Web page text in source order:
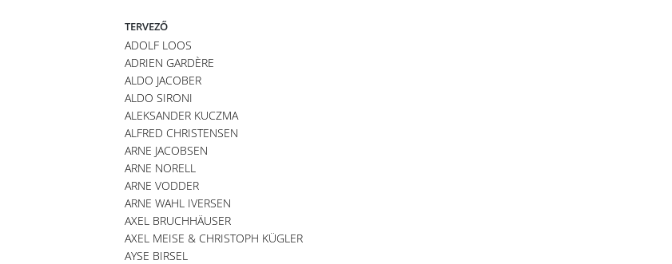
TERVEZŐ
ADOLF LOOS
ADRIEN GARDÈRE
ALDO JACOBER
ALDO SIRONI
ALEKSANDER KUCZMA
ALFRED CHRISTENSEN
ARNE JACOBSEN
ARNE NORELL
ARNE VODDER
ARNE WAHL IVERSEN
AXEL BRUCHHÄUSER
AXEL MEISE & CHRISTOPH KÜGLER
AYSE BIRSEL